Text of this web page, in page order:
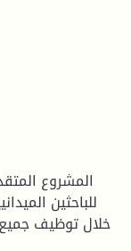
المشروع
للباحثين
خلال توظيف